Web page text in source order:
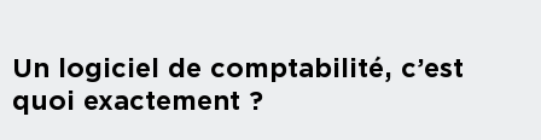
Un logiciel de comptabilité, c’est
quoi exactement ?